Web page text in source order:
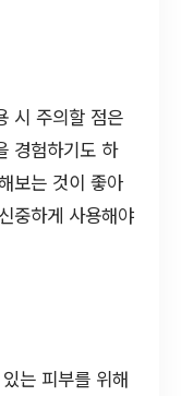
시 주의할 점은
경험하기도 하
보는 것이 좋아
중하게 사용해야
는 피부를 위해